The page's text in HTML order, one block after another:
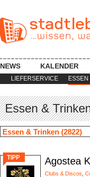
LIEFERSERVICE ESSEN
NEWS KALENDER
Essen &
TIPP Agostea
Clubs & Discos